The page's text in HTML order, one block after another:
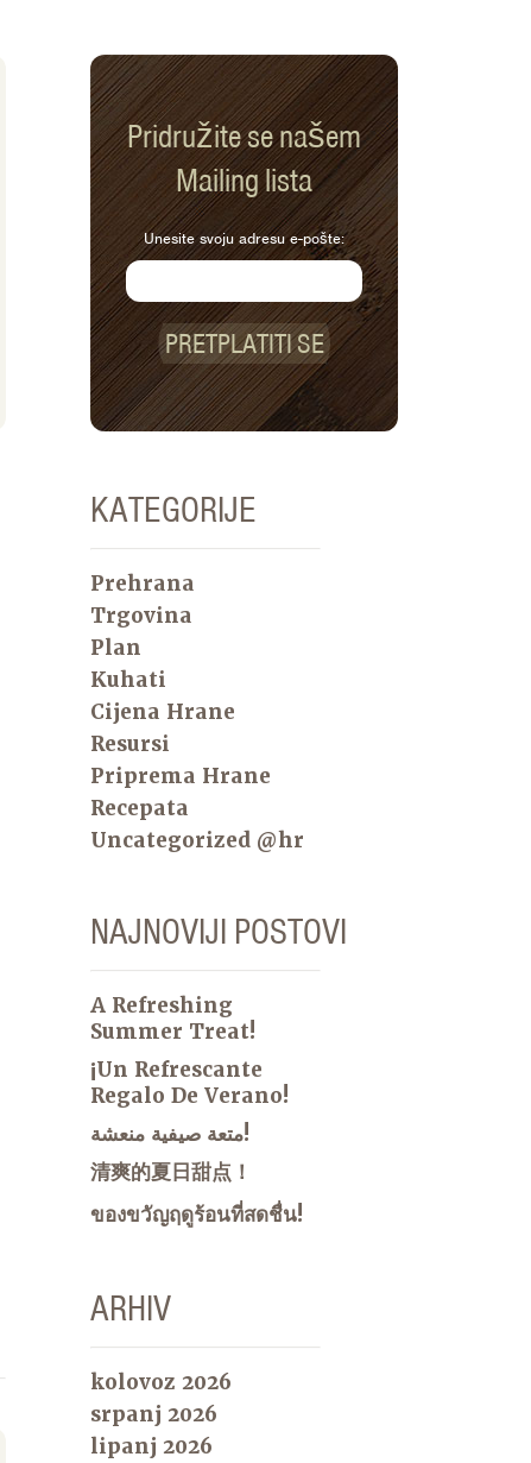
Pridružite se našem
Mailing lista
Unesite svoju adresu e-pošte:
PRETPLATITI SE
KATEGORIJE
Prehrana
Trgovina
Plan
Kuhati
Cijena Hrane
Resursi
Priprema Hrane
Recepata
Uncategorized @hr
NAJNOVIJI POSTOVI
A Refreshing
Summer Treat!
¡Un Refrescante
Regalo De Verano!
متعة صيفية منعشة!
清爽的夏日甜点！
ของขวัญฤดูร้อนที่สดชื่น!
ARHIV
kolovoz 2026
srpanj 2026
lipanj 2026